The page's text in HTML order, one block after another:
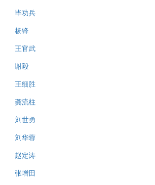
毕功兵
杨锋
王官武
谢毅
王细胜
龚流柱
刘世勇
刘华蓉
赵定涛
张增田